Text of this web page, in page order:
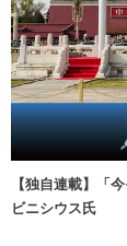
【独自連載】「
ビニシウス氏